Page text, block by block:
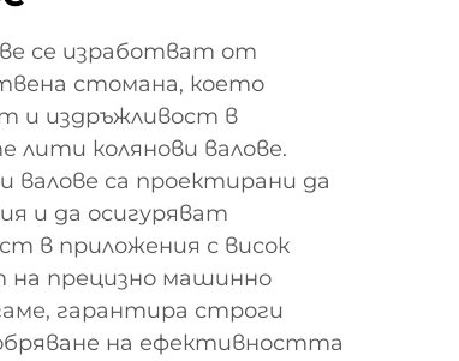
се изработват от
стомана, което
и издръжливост в
лити колянови валове.
валове са проектирани да
и да осигуряват
в приложения с висок
прецизно машинно
гарантира строги
на ефективността